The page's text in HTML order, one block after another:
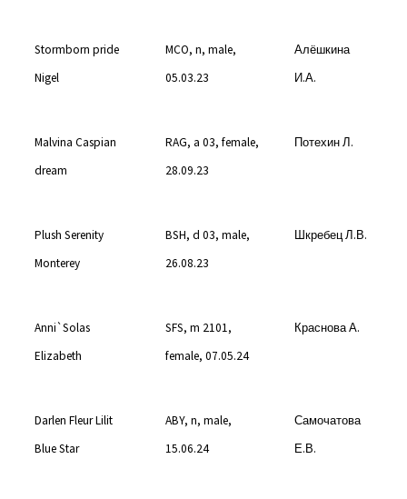
Stormborn pride
Nigel
MCO, n, male,
05.03.23
Алёшкина
И.А.
Malvina Caspian
dream
RAG, a 03, female,
28.09.23
Потехин Л.
Plush Serenity
Monterey
BSH, d 03, male,
26.08.23
Шкребец Л.В.
Anni`Solas
Elizabeth
SFS, m 2101,
female, 07.05.24
Краснова А.
Darlen Fleur Lilit
Blue Star
ABY, n, male,
15.06.24
Самочатова
Е.В.